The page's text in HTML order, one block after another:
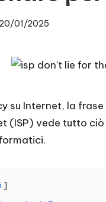
20/01/2025
su Internet, la
(ISP) vede tutto